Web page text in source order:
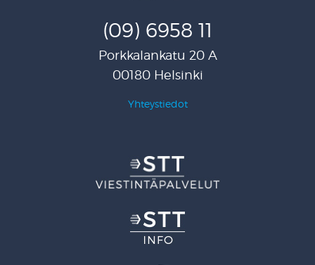
(09) 6958 11
Porkkalankatu 20 A
00180 Helsinki
Yhteystiedot